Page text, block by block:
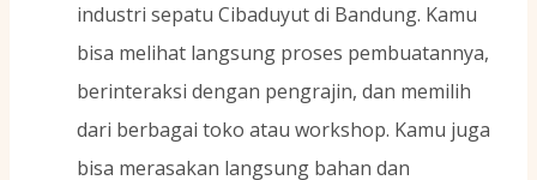
industri sepatu Cibaduyut di Bandung. Kamu
bisa melihat langsung proses pembuatannya,
berinteraksi dengan pengrajin, dan memilih
dari berbagai toko atau workshop. Kamu juga
bisa merasakan langsung bahan dan